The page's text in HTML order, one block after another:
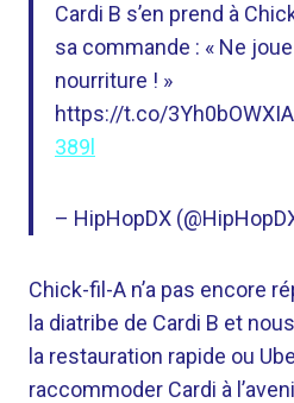
Cardi B s’en prend à
sa commande : « Ne
nourriture ! »
https://t.co/3Yh0bOWXIA
389l
– HipHopDX
Chick-fil-A n’a pas encore
la diatribe de Cardi B et
la restauration rapide ou
raccommoder Cardi à